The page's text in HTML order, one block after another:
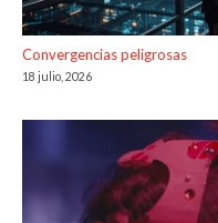
Convergencias peligrosas
18 julio, 2026